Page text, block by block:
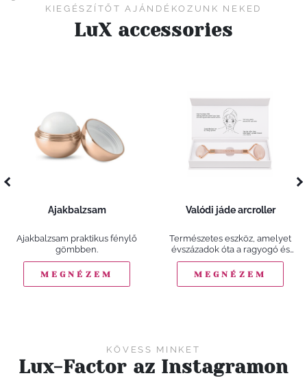
KIEGÉSZÍTŐT AJÁNDÉKOZUNK NEKED
LuX accessories
Ajakbalzsam
Ajakbalzsam praktikus fénylő
gömbben.
MEGNÉZEM
Valódi jáde arcroller
Természetes eszköz, amelyet
évszázadok óta a ragyogó és
fiatalos bőr titkának tartanak.
MEGNÉZEM
KÖVESS MINKET
Lux-Factor az Instagramon